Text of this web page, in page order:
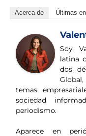
Acerca de Últimas
Soy
latina
dos
temas
sociedad
periodismo.
Aparece en